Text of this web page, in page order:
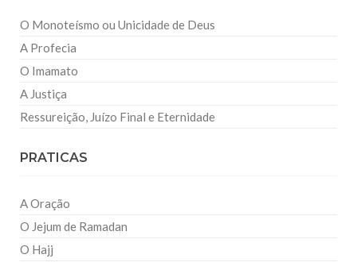
O Monoteísmo ou Unicidade de Deus
A Profecia
O Imamato
A Justiça
Ressureição, Juízo Final e Eternidade
PRATICAS
A Oração
O Jejum de Ramadan
O Hajj